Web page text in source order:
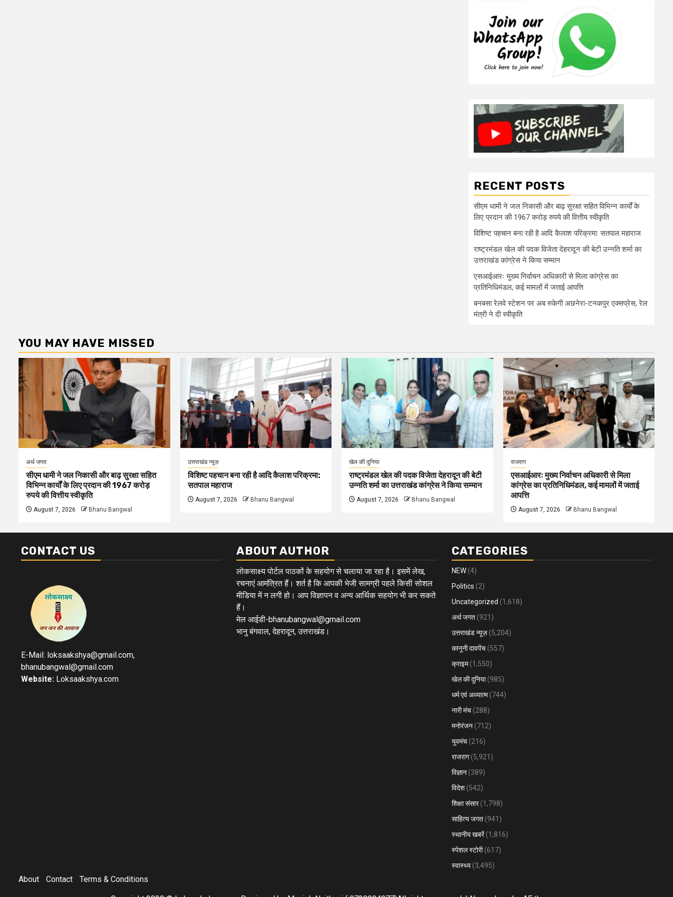
RECENT POSTS
सीएम धामी ने जल निकासी और बाढ़ सुरक्षा सहित विभिन्न कार्यों के
लिए प्रदान की 1967 करोड़ रुपये की वित्तीय स्वीकृति
विशिष्ट पहचान बना रही है आदि कैलाश परिक्रमा: सतपाल महाराज
राष्ट्रमंडल खेल की पदक विजेता देहरादून की बेटी उन्नति शर्मा का
उत्तराखंड कांग्रेस ने किया सम्मान
एसआईआरः मुख्य निर्वाचन अधिकारी से मिला कांग्रेस का
प्रतिनिधिमंडल, कई मामलों में जताई आपत्ति
बनबसा रेलवे स्टेशन पर अब रुकेगी अछनेरा-टनकपुर एक्सप्रेस, रेल
मंत्री ने दी स्वीकृति
YOU MAY HAVE MISSED
अर्थ जगत
सीएम धामी ने जल निकासी और बाढ़ सुरक्षा सहित
विभिन्न कार्यों के लिए प्रदान की 1967 करोड़
रुपये की वित्तीय स्वीकृति
August 7, 2026 Bhanu Bangwal
उत्तराखंड न्यूज़
विशिष्ट पहचान बना रही है आदि कैलाश परिक्रमा:
सतपाल महाराज
August 7, 2026 Bhanu Bangwal
खेल की दुनिया
राष्ट्रमंडल खेल की पदक विजेता देहरादून की बेटी
उन्नति शर्मा का उत्तराखंड कांग्रेस ने किया सम्मान
August 7, 2026 Bhanu Bangwal
राजराग
एसआईआरः मुख्य निर्वाचन अधिकारी से मिला
कांग्रेस का प्रतिनिधिमंडल, कई मामलों में जताई
आपत्ति
August 7, 2026 Bhanu Bangwal
CONTACT US
E-Mail: loksaakshya@gmail.com,
bhanubangwal@gmail.com
Website: Loksaakshya.com
ABOUT AUTHOR
लोकसाक्ष्य पोर्टल पाठकों के सहयोग से चलाया जा रहा है। इसमें लेख,
रचनाएं आमंत्रित हैं। शर्त है कि आपकी भेजी सामग्री पहले किसी सोशल
मीडिया में न लगी हो। आप विज्ञापन व अन्य आर्थिक सहयोग भी कर सकते
हैं।
मेल आईडी-bhanubangwal@gmail.com
भानु बंगवाल, देहरादून, उत्तराखंड।
CATEGORIES
NEW (4)
Politics (2)
Uncategorized (1,618)
अर्थ जगत (921)
उत्तराखंड न्यूज़ (5,204)
कानूनी दावपेंच (557)
क्राइम(1,550)
खेल की दुनिया(985)
धर्म एवं अध्यात्म(744)
नारी मंच (288)
मनोरंजन (712)
युवमंच (216)
राजराग(5,921)
विज्ञान (389)
विदेश (542)
शिक्षा संसार(1,798)
साहित्य जगत (941)
स्थानीय खबरें(1,816)
स्पेशल स्टोरी(617)
स्वास्थ्य (3,495)
About Contact Terms & Conditions